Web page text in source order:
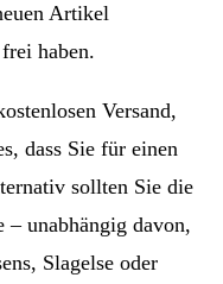
Artikel
haben.
Versand,
dass Sie für einen
sollten Sie die
– unabhängig davon,
Slagelse oder